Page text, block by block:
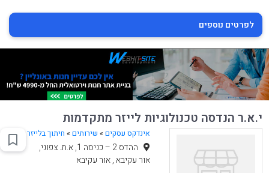
לפרטים נוספים
י.א.ר הנדסה טכנולוגיות לייזר מתקדמות
אינדקס עסקים » שירותים» חיתוך בלייזר
ההדס 2 – כניסה 1, א.ת. צפוני,
אור עקיבא , אור עקיבא